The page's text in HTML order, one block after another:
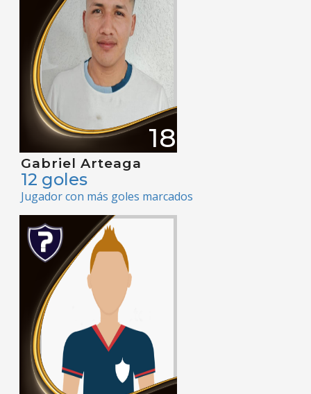
18
Gabriel Arteaga
12 goles
Jugador con más goles marcados